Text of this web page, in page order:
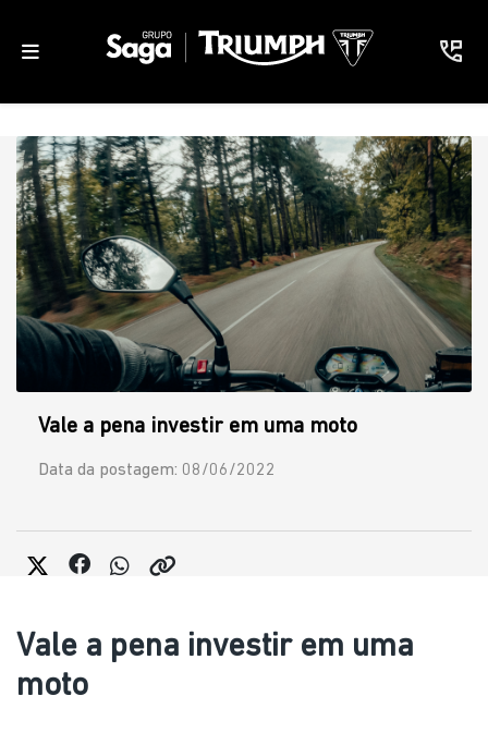
Vale a pena investir em uma moto
Data da postagem: 08/06/2022
Vale a pena investir em uma
moto